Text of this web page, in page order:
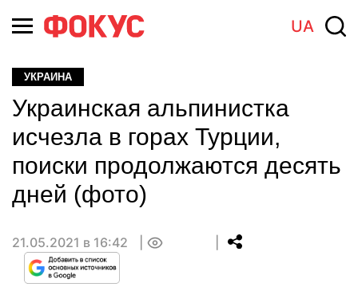
UA
УКРАИНА
Украинская альпинистка
исчезла в горах Турции,
поиски продолжаются десять
дней (фото)
21.05.2021 в 16:42